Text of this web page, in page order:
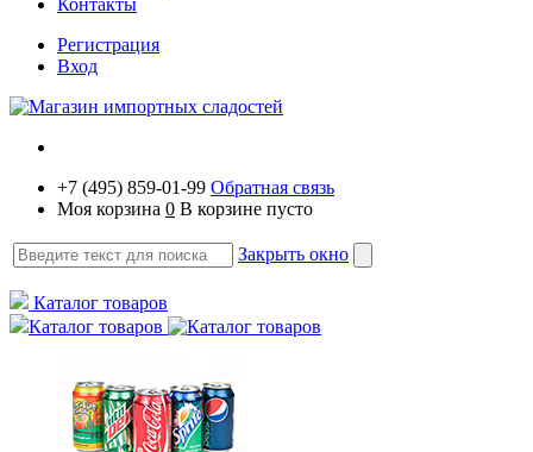
Контакты
Регистрация
Вход
+7 (495) 859-01-99 Обратная связь
Моя корзина 0 В корзине пусто
Закрыть окно
Каталог товаров
Каталог товаров